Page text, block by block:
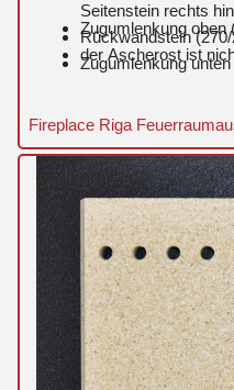
Seitenstein rechts
Rückwandstein
Zugumlenkung
Zugumlenkung oben
der Ascherost ist
Fireplace Riga